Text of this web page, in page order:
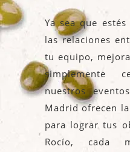
Ya sea que
las relaciones
tu equipo,
simplemente
nuestros
Madrid ofrecen
para lograr tus
Rocío, cada